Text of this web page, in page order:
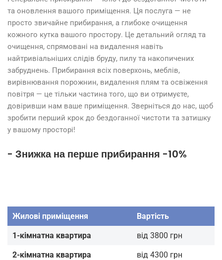
та оновлення вашого приміщення. Ця послуга — не
просто звичайне прибирання, а глибоке очищення
кожного кутка вашого простору. Це детальний огляд та
очищення, спрямовані на видалення навіть
найтривіальніших слідів бруду, пилу та накопичених
забруднень. Прибирання всіх поверхонь, меблів,
вирівнювання порожнин, видалення плям та освіження
повітря — це тільки частина того, що ви отримуєте,
довіривши нам ваше приміщення. Зверніться до нас, щоб
зробити перший крок до бездоганної чистоти та затишку
у вашому просторі!
- Знижка на перше прибирання -10%
Жилові приміщення Вартість
1-кімнатна квартира від 3800 грн
2-кімнатна квартира від 4300 грн